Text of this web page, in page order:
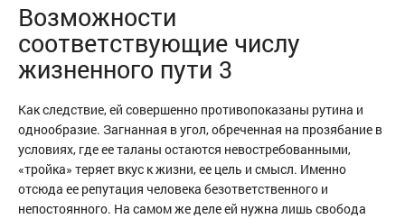
Возможности
соответствующие числу
жизненного пути 3
Как следствие, ей совершенно противопоказаны рутина и
однообразие. Загнанная в угол, обреченная на прозябание в
условиях, где ее таланы остаются невостребованными,
«тройка» теряет вкус к жизни, ее цель и смысл. Именно
отсюда ее репутация человека безответственного и
непостоянного. На самом же деле ей нужна лишь свобода